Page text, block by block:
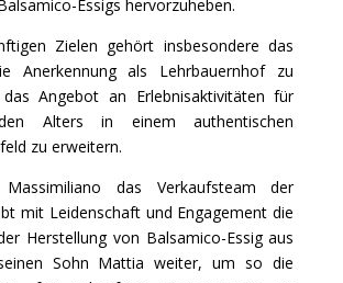
Essigs hervorzuheben.
Zielen gehört insbesondere das
Anerkennung als Lehrbauernhof zu
Angebot an Erlebnisaktivitäten für
Alters in einem authentischen
zu erweitern.
das Verkaufsteam der
mit Leidenschaft und Engagement die
Herstellung von Balsamico-Essig aus
Sohn Mattia weiter, um so die